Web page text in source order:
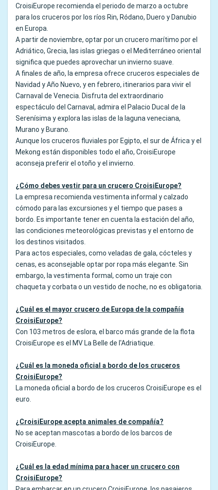
CroisiEurope recomienda el periodo de marzo a octubre
para los cruceros por los ríos Rin, Ródano, Duero y Danubio
en Europa.
A partir de noviembre, optar por un crucero marítimo por el
Adriático, Grecia, las islas griegas o el Mediterráneo oriental
significa que puedes aprovechar un invierno suave.
A finales de año, la empresa ofrece cruceros especiales de
Navidad y Año Nuevo, y en febrero, itinerarios para vivir el
Carnaval de Venecia. Disfruta del extraordinario
espectáculo del Carnaval, admira el Palacio Ducal de la
Serenísima y explora las islas de la laguna veneciana,
Murano y Burano.
Aunque los cruceros fluviales por Egipto, el sur de África y el
Mekong están disponibles todo el año, CroisiEurope
aconseja preferir el otoño y el invierno.
¿Cómo debes vestir para un crucero CroisiEurope?
La empresa recomienda vestimenta informal y calzado
cómodo para las excursiones y el tiempo que pases a
bordo. Es importante tener en cuenta la estación del año,
las condiciones meteorológicas previstas y el entorno de
los destinos visitados.
Para actos especiales, como veladas de gala, cócteles y
cenas, es aconsejable optar por ropa más elegante. Sin
embargo, la vestimenta formal, como un traje con
chaqueta y corbata o un vestido de noche, no es obligatoria.
¿Cuál es el mayor crucero de Europa de la compañía
CroisiEurope?
Con 103 metros de eslora, el barco más grande de la flota
CroisiEurope es el MV La Belle de l'Adriatique.
¿Cuál es la moneda oficial a bordo de los cruceros
CroisiEurope?
La moneda oficial a bordo de los cruceros CroisiEurope es el
euro.
¿CroisiEurope acepta animales de compañía?
No se aceptan mascotas a bordo de los barcos de
CroisiEurope.
¿Cuál es la edad mínima para hacer un crucero con
CroisiEurope?